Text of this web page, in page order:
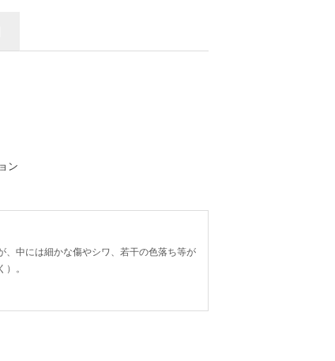
ン
、中には細かな傷やシワ、若干の色落ち等が
。